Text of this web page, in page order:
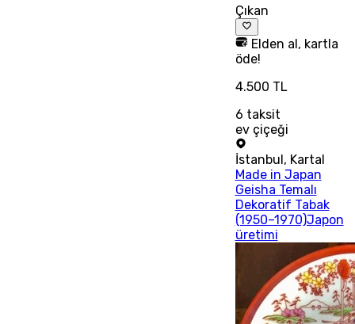
Çıkan
Elden al, kartla
öde!
4.500 TL
6 taksit
ev çiçeği
İstanbul , Kartal
Made in Japan
Geisha Temalı
Dekoratif Tabak
(1950–1970)Japon
üretimi